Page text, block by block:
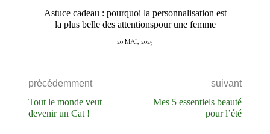
Astuce cadeau : pourquoi la personnalisation est
la plus belle des attentionspour une femme
20 MAI, 2025
précédemment
Tout le monde veut
devenir un Cat !
suivant
Mes 5 essentiels beauté
pour l’été